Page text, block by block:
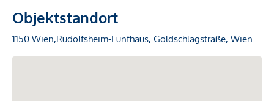
Objektstandort
1150 Wien,Rudolfsheim-Fünfhaus, Goldschlagstraße, Wien